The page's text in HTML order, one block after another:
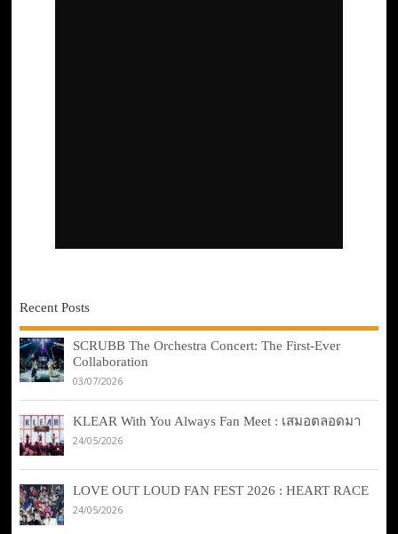
Recent Posts
SCRUBB The Orchestra Concert: The First-Ever
Collaboration
03/07/2026
KLEAR With You Always Fan Meet : เสมอตลอดมา
24/05/2026
LOVE OUT LOUD FAN FEST 2026 : HEART RACE
24/05/2026